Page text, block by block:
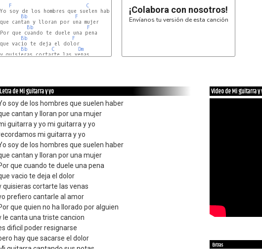
F
C
Yo soy de los hombres que suelen haber
Bb
F
que cantan y lloran por una mujer
Bb
F
Por que cuando te duele una pena
Bb
F
que vacio te deja el dolor
Bb
C
Dm
y quisieras cortarte las venas
¡Colabora con nosotros!
Envíanos tu versión de esta canción
Letra de Mi guitarra y yo
soy de los hombres que suelen haber
cantan y lloran por una mujer
guitarra y yo mi guitarra y yo
mi guitarra y yo
soy de los hombres que suelen haber
cantan y lloran por una mujer
que cuando te duele una pena
vacio te deja el dolor
quisieras cortarte las venas
prefiero cantarle al amor
que quien no ha llorado por alguien
le canta una triste cancion
dificil poder resignarse
hay que sacarse el dolor
Video de Mi guitarra y
Extras